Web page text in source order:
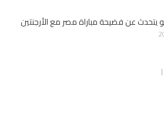
يتحدث عن فضيحة مباراة مصر مع الأرجنتين